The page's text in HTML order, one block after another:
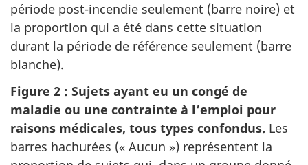
période post-incendie seulement (barre noire) et
la proportion qui a été dans cette situation
durant la période de référence seulement (barre
blanche).
Figure 2 : Sujets ayant eu un congé de
maladie ou une contrainte à l’emploi pour
raisons médicales, tous types confondus. Les
barres hachurées (« Aucun ») représentent la